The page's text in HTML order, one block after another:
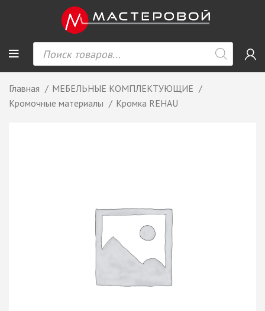
Главная
МЕБЕЛЬНЫЕ КОМПЛЕКТУЮЩИЕ
Кромочные материалы
Кромка REHAU